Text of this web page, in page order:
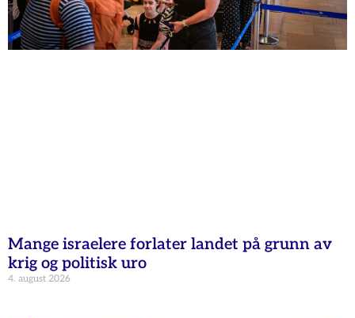
Mange israelere forlater landet på grunn av
krig og politisk uro
4. august 2026